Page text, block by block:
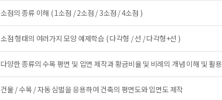
소점의 종류 이해 ( 1소점 / 2소점 / 3소점 / 4소점 )
소점 형태의 여러가지 모양 예제학습 ( 다각형 / 선 / 다각형+선 )
다양한 종류의 수목 평면 및 입면 제작과 황금비율 및 비례의 개념 이해 및 활용
건물 / 수목 / 자동 심벌을 응용하여 건축의 평면도와 입면도 제작